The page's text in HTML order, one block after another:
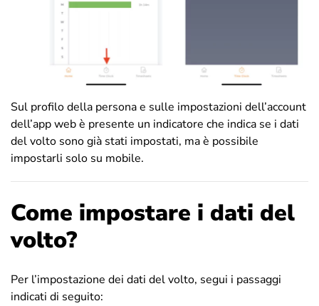
Sul profilo della persona e sulle impostazioni dell’account
dell’app web è presente un indicatore che indica se i dati
del volto sono già stati impostati, ma è possibile
impostarli solo su mobile.
Come impostare i dati del
volto?
Per l’impostazione dei dati del volto, segui i passaggi
indicati di seguito: